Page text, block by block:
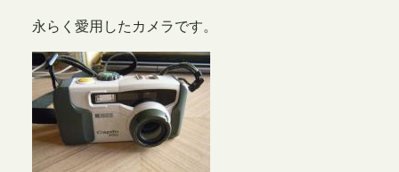
永らく愛用したカメラです。